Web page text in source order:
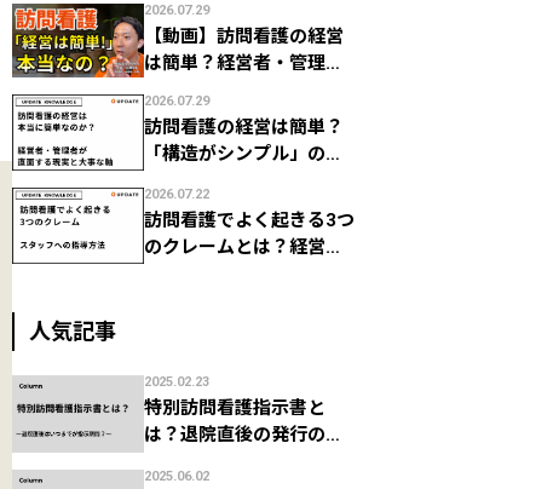
字管理
2026.07.29
【動画】訪問看護の経営
は簡単？経営者・管理者
2026.07.29
訪問看護の経営は簡単？
「構造がシンプル」の裏
ずく現実
2026.07.22
訪問看護でよく起きる3つ
のクレームとは？経営
人気記事
2025.02.23
特別訪問看護指示書と
は？退院直後の発行の場
2025.06.02